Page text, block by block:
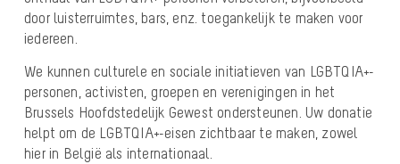
door luisterruimtes, bars, enz. toegankelijk te maken voor
iedereen.
We kunnen culturele en sociale initiatieven van LGBTQIA+-
personen, activisten, groepen en verenigingen in het
Brussels Hoofdstedelijk Gewest ondersteunen. Uw donatie
helpt om de LGBTQIA+-eisen zichtbaar te maken, zowel
hier in België als internationaal.